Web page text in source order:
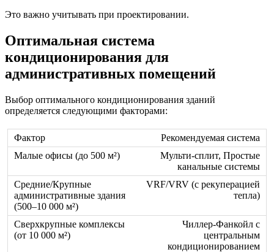
Это важно учитывать при проектировании.
Оптимальная система
кондиционирования для
административных помещений
Выбор оптимального кондиционирования зданий
определяется следующими факторами:
Рекомендуемая система
Мульти-сплит, Простые
канальные системы
VRF/VRV (с рекуперацией
тепла)
Чиллер-Фанкойл с
центральным
кондиционированием